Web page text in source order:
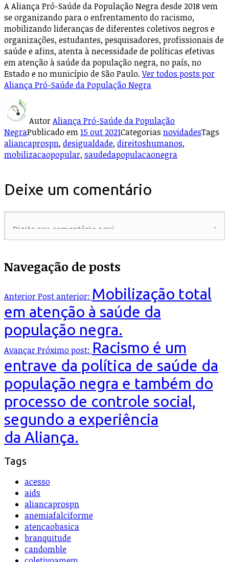
A Aliança Pró-Saúde da População Negra desde 2018 vem
se organizando para o enfrentamento do racismo,
mobilizando lideranças de diferentes coletivos negros e
organizações, estudantes, pesquisadores, profissionais de
saúde e afins, atenta à necessidade de políticas efetivas
em atenção à saúde da população negra, no país, no
Estado e no município de São Paulo.Ver todos posts por
Aliança Pró-Saúde da População Negra
AutorAliança Pró-Saúde da População
NegraPublicado em15 out 2021Categorias novidadesTags
aliancaprospn, desigualdade, direitoshumanos,
mobilizacaopopular, saudedapopulacaonegra
Deixe um comentário
Navegação de posts
AnteriorPost anterior: Mobilização total
em atenção à saúde da
população negra.
AvançarPróximo post: Racismo é um
entrave da política de saúde da
população negra e também do
processo de controle social,
segundo a experiência
da Aliança.
Tags
acesso
aids
aliancaprospn
anemiafalciforme
atencaobasica
branquitude
candomble